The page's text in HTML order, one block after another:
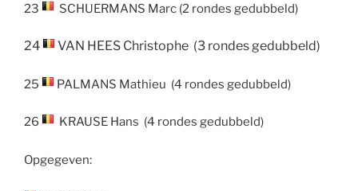
23 SCHUERMANS Marc (2 rondes gedubbeld)
24 VAN HEES Christophe (3 rondes gedubbeld)
25 PALMANS Mathieu (4 rondes gedubbeld)
26 KRAUSE Hans (4 rondes gedubbeld)
Opgegeven: